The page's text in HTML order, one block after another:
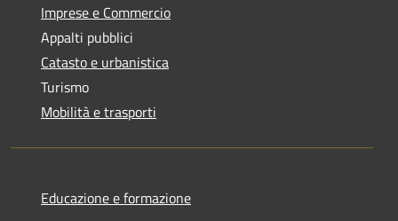
Imprese e Commercio
Appalti pubblici
Catasto e urbanistica
Turismo
Mobilità e trasporti
Educazione e formazione